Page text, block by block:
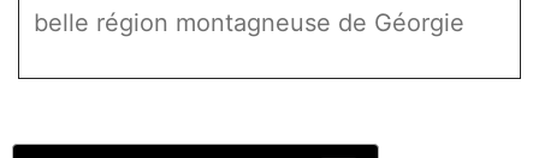
belle région montagneuse de Géorgie